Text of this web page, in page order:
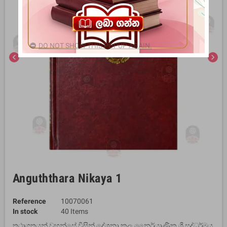
chevron_left chevron_right
Anguththara Nikaya 1
Reference
10070061
In stock
40 Items
DO NOT SHOW THIS POPUP AGAIN.